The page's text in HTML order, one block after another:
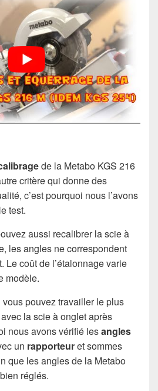
de la Metabo KGS 216
critère qui donne des
c’est pourquoi nous l’avons
test.
aussi recalibrer la scie à
les angles ne correspondent
Le coût de l’étalonnage varie
modèle.
pouvez travailler le plus
la scie à onglet après
nous avons vérifié lesangles
un rapporteuret sommes
que les angles de la Metabo
réglés.